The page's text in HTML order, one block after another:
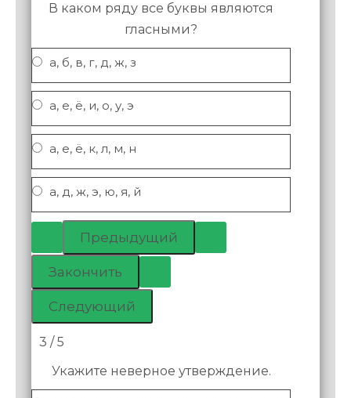
В каком ряду все буквы являются
гласными?
а, б, в, г, д, ж, з
а, е, ё, и, о, у, э
а, е, ё, к, л, м, н
а, д, ж, э, ю, я, й
3 / 5
Укажите неверное утверждение.